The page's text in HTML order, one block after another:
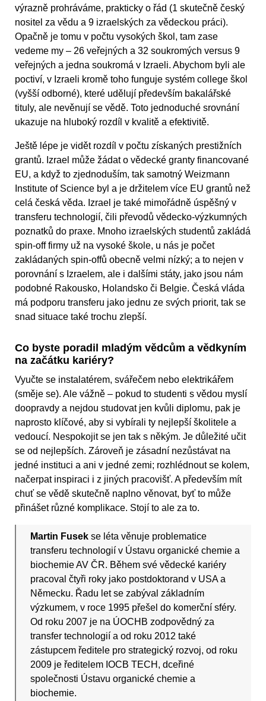
výrazně prohráváme, prakticky o řád (1 skutečně český
nositel za vědu a 9 izraelských za vědeckou práci).
Opačně je tomu v počtu vysokých škol, tam zase
vedeme my – 26 veřejných a 32 soukromých versus 9
veřejných a jedna soukromá v Izraeli. Abychom byli ale
poctiví, v Izraeli kromě toho funguje systém college škol
(vyšší odborné), které udělují především bakalářské
tituly, ale nevěnují se vědě. Toto jednoduché srovnání
ukazuje na hluboký rozdíl v kvalitě a efektivitě.
Ještě lépe je vidět rozdíl v počtu získaných prestižních
grantů. Izrael může žádat o vědecké granty financované
EU, a když to zjednoduším, tak samotný Weizmann
Institute of Science byl a je držitelem více EU grantů než
celá česká věda. Izrael je také mimořádně úspěšný v
transferu technologií, čili převodů vědecko-výzkumných
poznatků do praxe. Mnoho izraelských studentů zakládá
spin-off firmy už na vysoké škole, u nás je počet
zakládaných spin-offů obecně velmi nízký; a to nejen v
porovnání s Izraelem, ale i dalšími státy, jako jsou nám
podobné Rakousko, Holandsko či Belgie. Česká vláda
má podporu transferu jako jednu ze svých priorit, tak se
snad situace také trochu zlepší.
Co byste poradil mladým vědcům a vědkyním
na začátku kariéry?
Vyučte se instalatérem, svářečem nebo elektrikářem
(směje se). Ale vážně – pokud to studenti s vědou myslí
doopravdy a nejdou studovat jen kvůli diplomu, pak je
naprosto klíčové, aby si vybírali ty nejlepší školitele a
vedoucí. Nespokojit se jen tak s někým. Je důležité učit
se od nejlepších. Zároveň je zásadní nezůstávat na
jedné instituci a ani v jedné zemi; rozhlédnout se kolem,
načerpat inspiraci i z jiných pracovišť. A především mít
chuť se vědě skutečně naplno věnovat, byť to může
přinášet různé komplikace. Stojí to ale za to.
Martin Fusek se léta věnuje problematice
transferu technologií v Ústavu organické chemie a
biochemie AV ČR. Během své vědecké kariéry
pracoval čtyři roky jako postdoktorand v USA a
Německu. Řadu let se zabýval základním
výzkumem, v roce 1995 přešel do komerční sféry.
Od roku 2007 je na ÚOCHB zodpovědný za
transfer technologií a od roku 2012 také
zástupcem ředitele pro strategický rozvoj, od roku
2009 je ředitelem IOCB TECH, dceřiné
společnosti Ústavu organické chemie a
biochemie.